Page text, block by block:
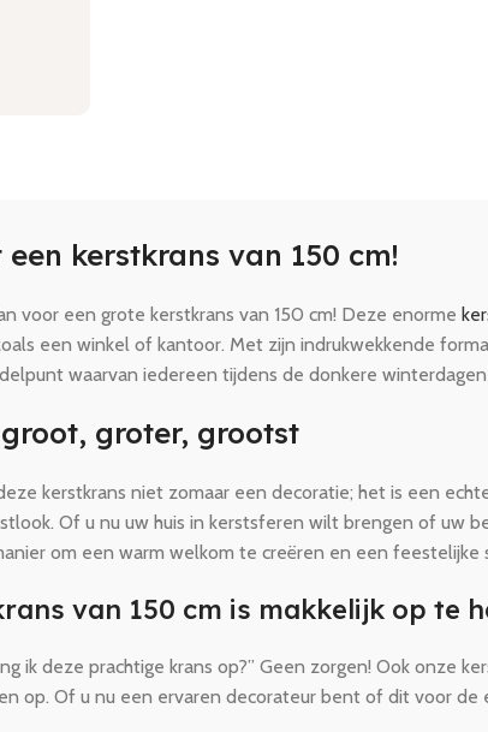
kerstkrans van 150 cm!
voor een grote kerstkrans van 150 cm! Deze enorme
een winkel of kantoor. Met zijn indrukwekkende
waarvan iedereen tijdens de donkere
groter, grootst
kerstkrans niet zomaar een decoratie; het is een
Of u nu uw huis in kerstsferen wilt brengen of uw
om een warm welkom te creëren en een feestelijke
van 150 cm is makkelijk op te
ik deze prachtige krans op?” Geen zorgen! Ook
op. Of u nu een ervaren decorateur bent of dit voor